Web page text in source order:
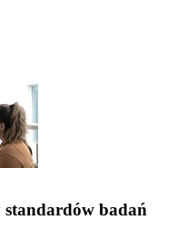
standardów badań